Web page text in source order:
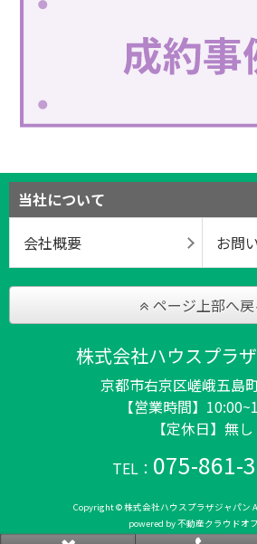
当社について
会社概要
お問
ページ上部へ戻
株式会社ハウスプラ
京都市右京区嵯峨五島
【営業時間】
【定休日】無し
TEL： 075-861-
Copyright © 株式会社ハウスプラザジャパン
powered by 不動産クラウドオ